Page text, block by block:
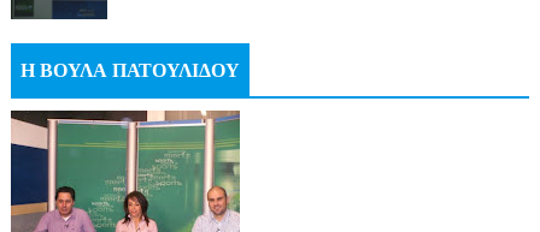
Η ΒΟΥΛΑ ΠΑΤΟΥΛΙΔΟΥ